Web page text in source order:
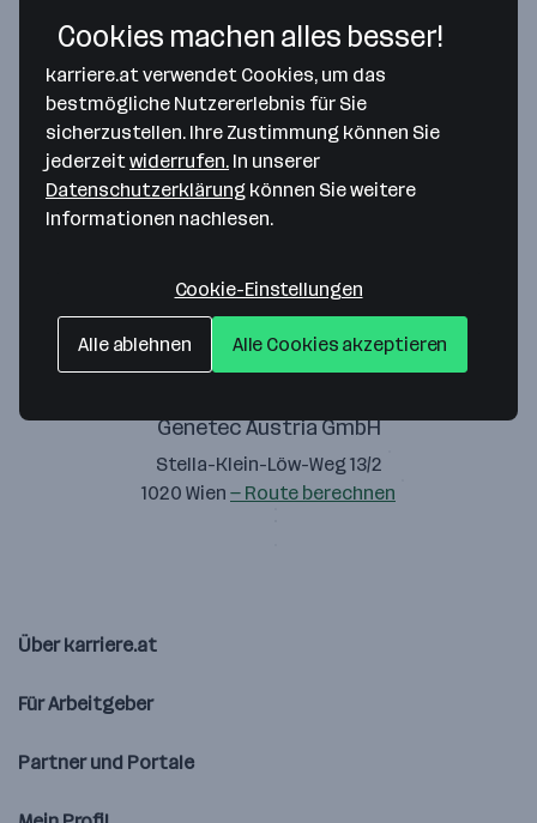
Bitte stimme unseren Cookie-
Richtlinien zu, um diese Karte
anzuzeigen.
Genetec Austria GmbH
Stella-Klein-Löw-Weg 13/2
1020 Wien — Route berechnen
Über karriere.at
Für Arbeitgeber
Partner und Portale
Cookies machen alles besser!
karriere.at verwendet Cookies, um das
bestmögliche Nutzererlebnis für Sie
sicherzustellen. Ihre Zustimmung können Sie
jederzeitwiderrufen. In unserer
Datenschutzerklärung können Sie weitere
Informationen nachlesen.
Cookie-Einstellungen
Alle ablehnen Alle Cookies akzeptieren